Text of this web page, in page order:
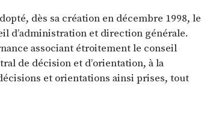
dès sa création en décembre 1998, le
d’administration et direction générale.
associant étroitement le conseil
de décision et d’orientation, à la
et orientations ainsi prises, tout